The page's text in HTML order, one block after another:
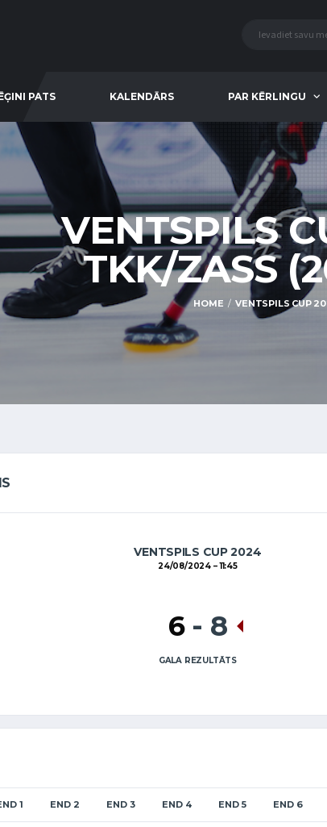
PATS KALENDĀRS PAR KĒRLINGU
VENTSPILS
TKK/ZASS
HOME VENTSPILS CUP
VENTSPILS CUP 2024
24/08/2024 11:45
6 - 8
GALA REZULTĀTS
1 END 2 END 3 END 4 END 5 END 6